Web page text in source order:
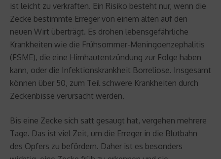
ist leicht zu verkraften. Ein Risiko besteht nur, wenn die
Zecke bestimmte Erreger von einem alten auf den
neuen Wirt überträgt. Es drohen lebensgefährliche
Krankheiten wie die Frühsommer-Meningoenzephalitis
(FSME), die eine Hirnhautentzündung zur Folge haben
kann, oder die Infektionskrankheit Borreliose. Insgesamt
können über 50, zum Teil schwere Krankheiten durch
Zeckenbisse verursacht werden.
Bis eine Zecke sich satt gesaugt hat, vergehen mehrere
Tage. Das ist viel Zeit, um die Erreger in die Blutbahn
des Opfers zu befördern. Daher ist es besonders